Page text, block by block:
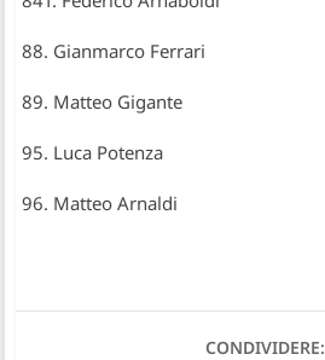
88. Gianmarco Ferrari
89. Matteo Gigante
95. Luca Potenza
96. Matteo Arnaldi
CONDIVIDERE: